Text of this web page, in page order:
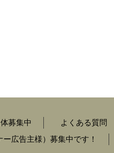
募集中 よくある質問
広告主様）募集中です！